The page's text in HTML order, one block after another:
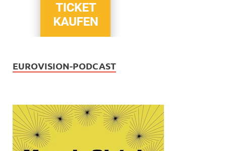
EUROVISION-PODCAST